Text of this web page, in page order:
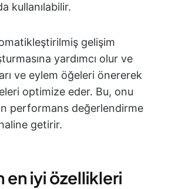
kullanılabilir.
gelişim
yardımcı olur ve
ve eylem öğeleri önererek
optimize eder. Bu, onu
performans değerlendirme
getirir.
en iyi özellikleri